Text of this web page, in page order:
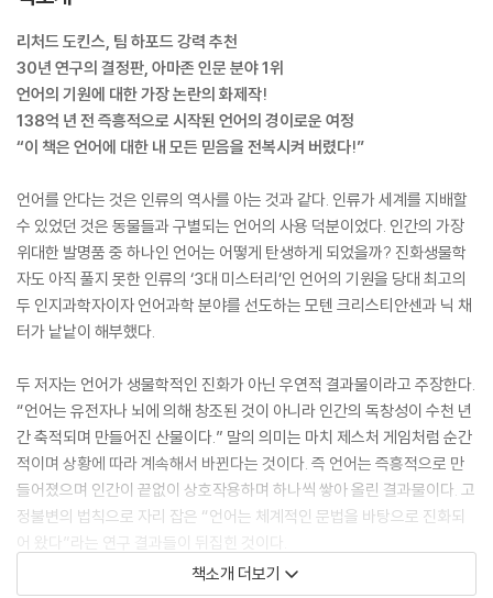
리처드 도킨스, 팀 하포드 강력 추천
30년 연구의 결정판, 아마존 인문 분야 1위
언어의 기원에 대한 가장 논란의 화제작!
138억 년 전 즉흥적으로 시작된 언어의 경이로운 여정
“이 책은 언어에 대한 내 모든 믿음을 전복시켜 버렸다!”
언어를 안다는 것은 인류의 역사를 아는 것과 같다. 인류가 세계를 지배할
수 있었던 것은 동물들과 구별되는 언어의 사용 덕분이었다. 인간의 가장
위대한 발명품 중 하나인 언어는 어떻게 탄생하게 되었을까? 진화생물학
자도 아직 풀지 못한 인류의 ‘3대 미스터리’인 언어의 기원을 당대 최고의
두 인지과학자이자 언어과학 분야를 선도하는 모텐 크리스티안센과 닉 채
터가 낱낱이 해부했다.
두 저자는 언어가 생물학적인 진화가 아닌 우연적 결과물이라고 주장한다.
“언어는 유전자나 뇌에 의해 창조된 것이 아니라 인간의 독창성이 수천 년
간 축적되며 만들어진 산물이다.” 말의 의미는 마치 제스처 게임처럼 순간
적이며 상황에 따라 계속해서 바뀐다는 것이다. 즉 언어는 즉흥적으로 만
들어졌으며 인간이 끝없이 상호작용하며 하나씩 쌓아 올린 결과물이다. 고
정불변의 법칙으로 자리 잡은 “언어는 체계적인 문법을 바탕으로 진화되
어 왔다”라는 연구 결과들이 뒤집힌 것이다.
책소개 더보기